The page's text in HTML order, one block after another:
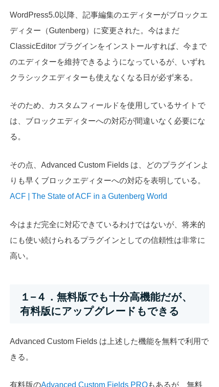
WordPress5.0以降、記事編集のエディターがブロックエ
ディター（Gutenberg）に変更された。今はまだ
ClassicEditor プラグインをインストールすれば、今まで
のエディターを維持できるようになっているが、いずれ
クラシックエディターも使えなくなる日が必ず来る。
そのため、カスタムフィールドを使用しているサイトで
は、ブロックエディターへの対応が間違いなく必要にな
る。
その点、Advanced Custom Fields は、どのプラグインよ
りも早くブロックエディターへの対応を表明している。
ACF | The State of ACF in a Gutenberg World
今はまだ完全に対応できているわけではないが、将来的
にも使い続けられるプラグインとしての信頼性は非常に
高い。
１−４．無料版でも十分高機能だが、
有料版にアップグレードもできる
Advanced Custom Fields は上述した機能を無料で利用で
きる。
有料版のAdvanced Custom Fields PROもあるが、無料